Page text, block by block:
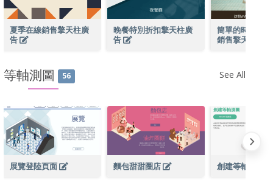
夏季在線銷售擎天柱廣
告
晚餐特別折扣擎天柱廣
告
簡單的時尚照
銷售擎天柱廣
等軸測圖 56 See All
展覽登陸頁面 麵包甜甜圈店 創建等軸測圖